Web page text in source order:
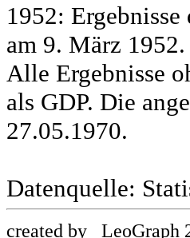
1952:
am 9. März 1952.
Alle Ergebnisse
als GDP. Die
27.05.1970.
Datenquelle:
created by _LeoGraph